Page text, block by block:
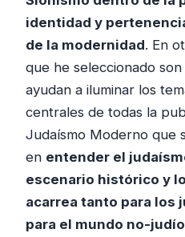
identidad y
de la modernidad. En
que he seleccionado
ayudan a iluminar los
centrales de todas la
Judaísmo Moderno que
en entender el
escenario histórico y
acarrea tanto para los
para el mundo no-